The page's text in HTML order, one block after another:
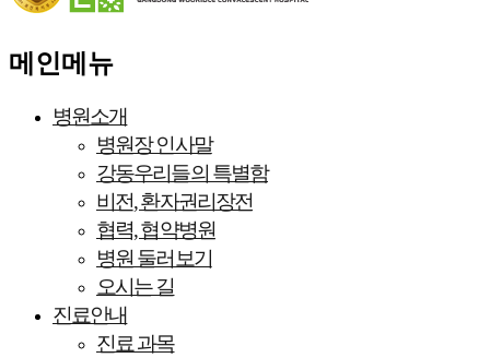
메인메뉴
병원소개
병원장 인사말
강동우리들의 특별함
비전, 환자권리장전
협력, 협약병원
병원 둘러보기
오시는 길
진료안내
진료 과목